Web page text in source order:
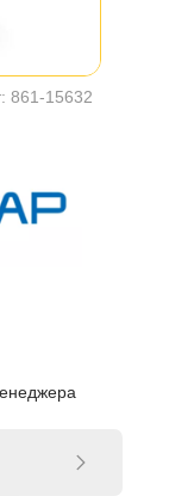
861-15632